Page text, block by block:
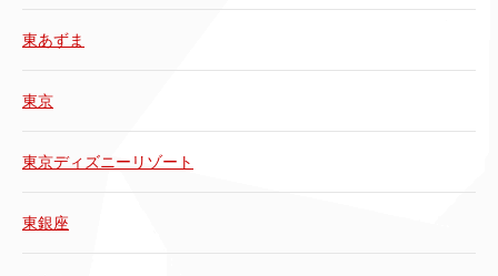
東あずま
東京
東京ディズニーリゾート
東銀座